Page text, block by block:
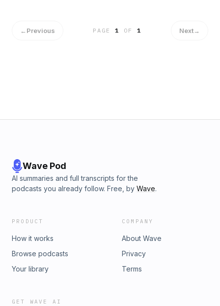
←Previous PAGE1 OF 1 Next→
Wave Pod
AI summaries and full transcripts for the
podcasts you already follow. Free, by Wave.
PRODUCT
How it works
Browse podcasts
Your library
COMPANY
About Wave
Privacy
Terms
GET WAVE AI